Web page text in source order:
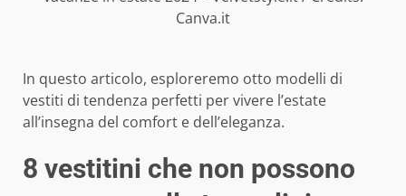
Canva.it
In questo articolo, esploreremo otto modelli di
vestiti di tendenza perfetti per vivere l’estate
all’insegna del comfort e dell’eleganza.
8 vestitini che non possono